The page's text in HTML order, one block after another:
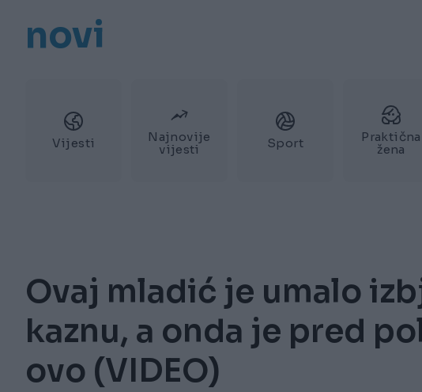
novi
Vijesti
Najnovije
vijesti
Sport
Praktična
žena
Ovaj mladić je umalo
kaznu, a onda je pred
ovo (VIDEO)